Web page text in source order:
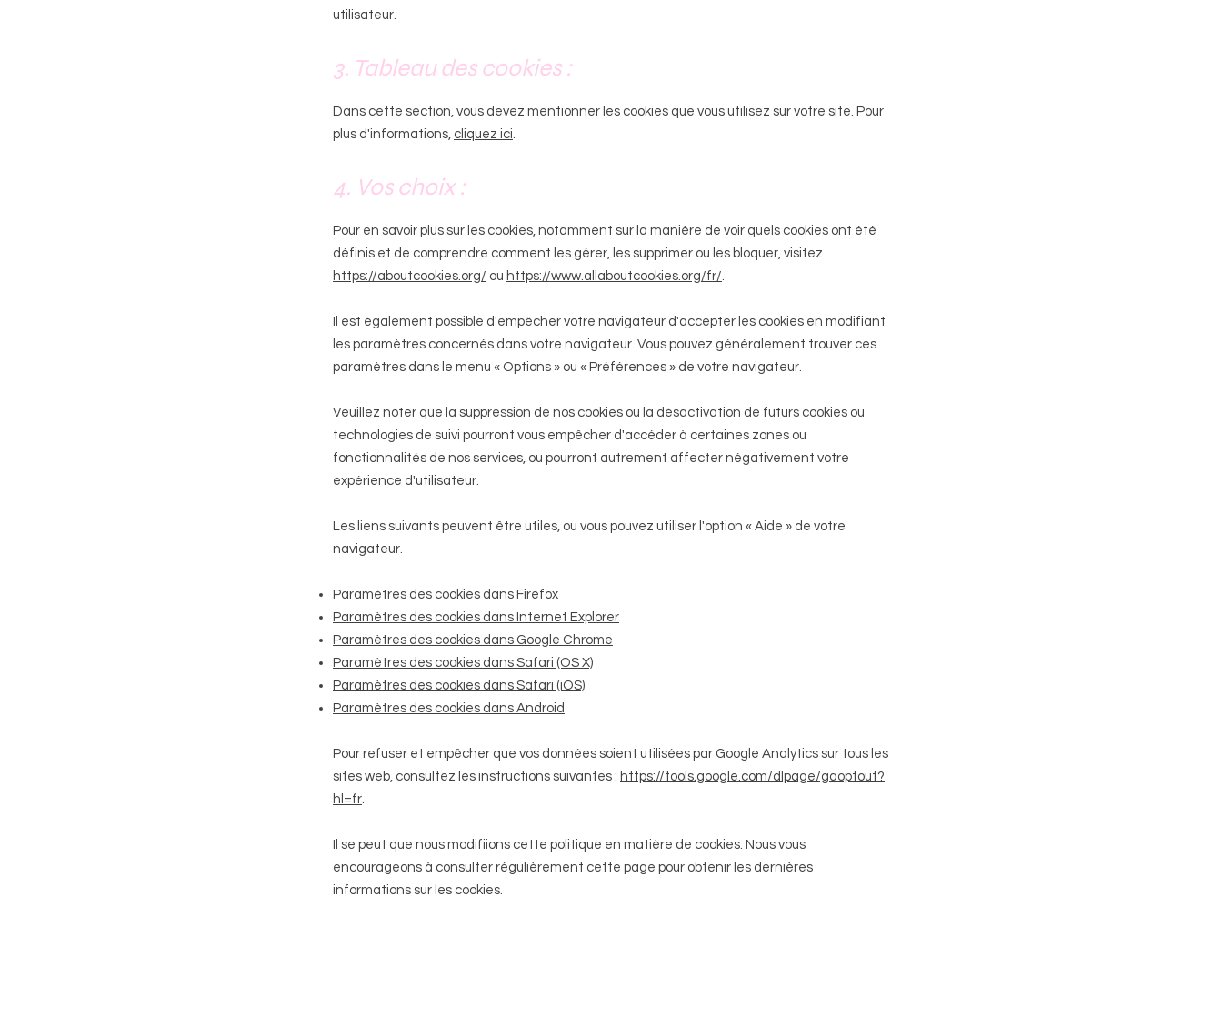
utilisateur.
3. Tableau des cookies :
Dans cette section, vous devez mentionner les cookies que vous utilisez sur votre site. Pour
plus d'informations, cliquez ici.
4. Vos choix :
Pour en savoir plus sur les cookies, notamment sur la manière de voir quels cookies ont été
définis et de comprendre comment les gérer, les supprimer ou les bloquer, visitez
https://aboutcookies.org/ ou https://www.allaboutcookies.org/fr/.
Il est également possible d'empêcher votre navigateur d'accepter les cookies en modifiant
les paramètres concernés dans votre navigateur. Vous pouvez généralement trouver ces
paramètres dans le menu « Options » ou « Préférences » de votre navigateur.
Veuillez noter que la suppression de nos cookies ou la désactivation de futurs cookies ou
technologies de suivi pourront vous empêcher d'accéder à certaines zones ou
fonctionnalités de nos services, ou pourront autrement affecter négativement votre
expérience d'utilisateur.
Les liens suivants peuvent être utiles, ou vous pouvez utiliser l'option « Aide » de votre
navigateur.
Paramètres des cookies dans Firefox
Paramètres des cookies dans Internet Explorer
Paramètres des cookies dans Google Chrome
Paramètres des cookies dans Safari (OS X)
Paramètres des cookies dans Safari (iOS)
Paramètres des cookies dans Android
Pour refuser et empêcher que vos données soient utilisées par Google Analytics sur tous les
sites web, consultez les instructions suivantes : https://tools.google.com/dlpage/gaoptout?
hl=fr.
Il se peut que nous modifiions cette politique en matière de cookies. Nous vous
encourageons à consulter régulièrement cette page pour obtenir les dernières
informations sur les cookies.